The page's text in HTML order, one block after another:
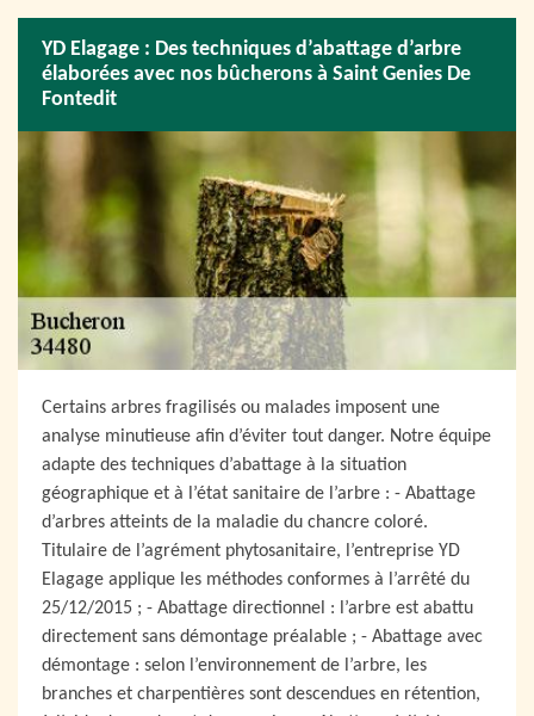
YD Elagage : Des techniques d’abattage d’arbre
élaborées avec nos bûcherons à Saint Genies De
Fontedit
Certains arbres fragilisés ou malades imposent une
analyse minutieuse afin d’éviter tout danger. Notre équipe
adapte des techniques d’abattage à la situation
géographique et à l’état sanitaire de l’arbre : - Abattage
d’arbres atteints de la maladie du chancre coloré.
Titulaire de l’agrément phytosanitaire, l’entreprise YD
Elagage applique les méthodes conformes à l’arrêté du
25/12/2015 ; - Abattage directionnel : l’arbre est abattu
directement sans démontage préalable ; - Abattage avec
démontage : selon l’environnement de l’arbre, les
branches et charpentières sont descendues en rétention,